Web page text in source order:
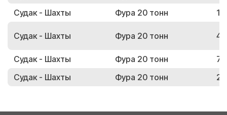
Судак - Шахты
Фура 20 тонн
Судак - Шахты Фура 20 тонн
Судак - Шахты Фура 20 тонн
Судак - Шахты
Фура 20 тонн